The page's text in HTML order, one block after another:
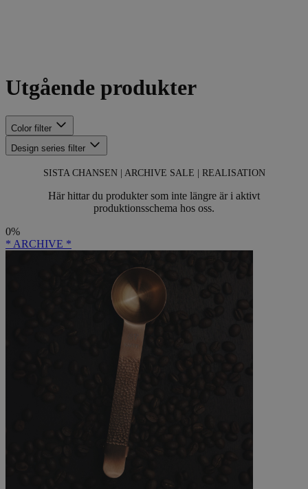
Utgående produkter
Color filter
Design series filter
SISTA CHANSEN | ARCHIVE SALE | REALISATION
Här hittar du produkter som inte längre är i aktivt
produktionsschema hos oss.
0%
* ARCHIVE *